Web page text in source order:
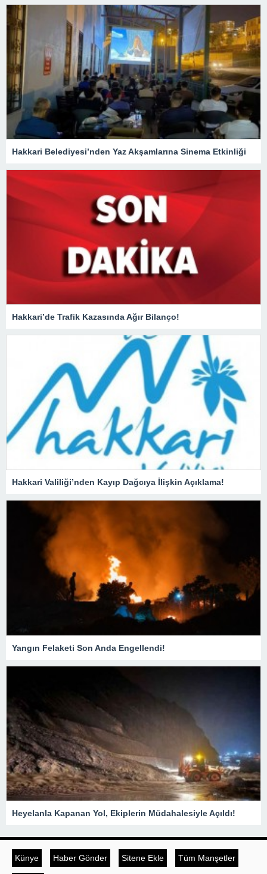
Hakkari Belediyesi’nden Yaz Akşamlarına Sinema Etkinliği
Hakkari’de Trafik Kazasında Ağır Bilanço!
Hakkari Valiliği’nden Kayıp Dağcıya İlişkin Açıklama!
Yangın Felaketi Son Anda Engellendi!
Heyelanla Kapanan Yol, Ekiplerin Müdahalesiyle Açıldı!
Künye Haber Gönder Sitene Ekle Tüm Manşetler